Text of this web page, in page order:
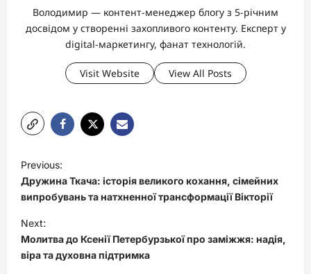
Володимир — контент-менеджер блогу з 5-річним
досвідом у створенні захопливого контенту. Експерт у
digital-маркетингу, фанат технологій.
Visit Website View All Posts
P
o
s
t
n
a
Previous:
Дружина Ткача: історія великого кохання, сімейних
випробувань та натхненної трансформації Вікторії
Next:
Молитва до Ксенії Петербурзької про заміжжя: надія,
віра та духовна підтримка